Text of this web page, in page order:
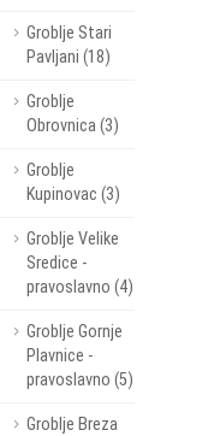
Groblje Stari
Pavljani (18)
Groblje
Obrovnica (3)
Groblje
Kupinovac (3)
Groblje Velike
Sredice -
pravoslavno (4)
Groblje Gornje
Plavnice -
pravoslavno (5)
Groblje Breza